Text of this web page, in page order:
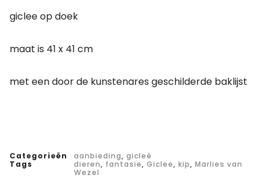
giclee op doek
maat is 41 x 41 cm
met een door de kunstenares geschilderde baklijst
Categorieën aanbieding, gicleé
Tags
dieren, fantasie, Giclee, kip, Marlies van
Wezel